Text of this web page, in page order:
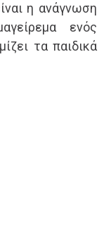
η ανάγνωση
ενός
τα παιδικά